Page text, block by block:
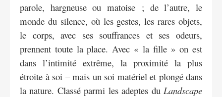
parole, hargneuse ou matoise ; de l’autre, le
monde du silence, où les gestes, les rares objets,
le corps, avec ses souffrances et ses odeurs,
prennent toute la place. Avec « la fille » on est
dans l’intimité extrême, la proximité la plus
étroite à soi – mais un soi matériel et plongé dans
la nature. Classé parmi les adeptes du Landscape